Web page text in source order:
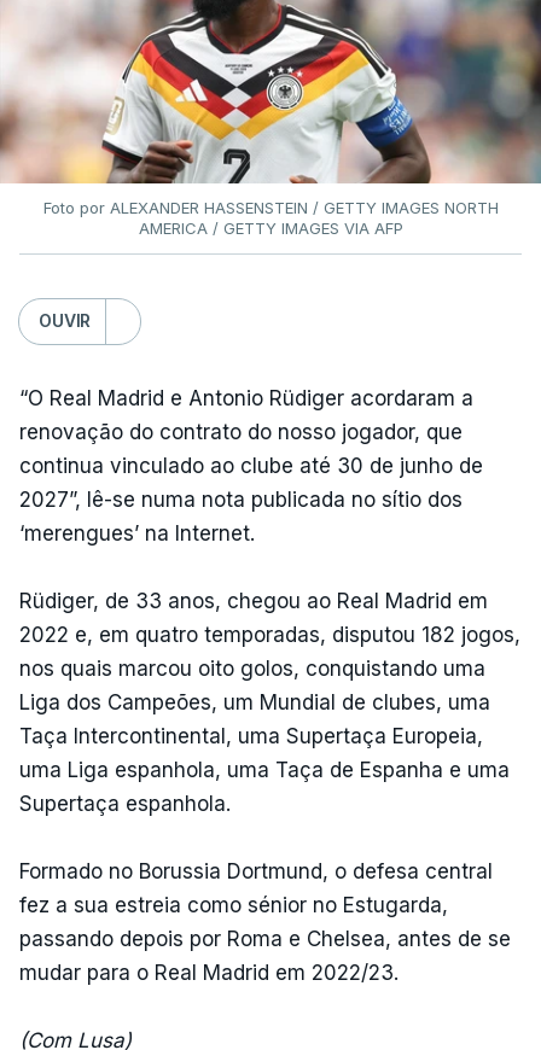
Foto por ALEXANDER HASSENSTEIN / GETTY IMAGES NORTH
AMERICA / GETTY IMAGES VIA AFP
OUVIR
“O Real Madrid e Antonio Rüdiger acordaram a
renovação do contrato do nosso jogador, que
continua vinculado ao clube até 30 de junho de
2027”, lê-se numa nota publicada no sítio dos
‘merengues’ na Internet.
Rüdiger, de 33 anos, chegou ao Real Madrid em
2022 e, em quatro temporadas, disputou 182 jogos,
nos quais marcou oito golos, conquistando uma
Liga dos Campeões, um Mundial de clubes, uma
Taça Intercontinental, uma Supertaça Europeia,
uma Liga espanhola, uma Taça de Espanha e uma
Supertaça espanhola.
Formado no Borussia Dortmund, o defesa central
fez a sua estreia como sénior no Estugarda,
passando depois por Roma e Chelsea, antes de se
mudar para o Real Madrid em 2022/23.
(Com Lusa)